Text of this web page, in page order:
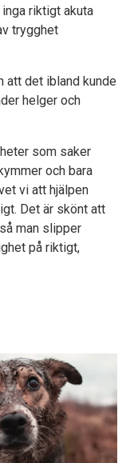
riktigt akuta
trygghet
att det ibland kunde
helger och
som saker
och bara
vi att hjälpen
Det är skönt att
man slipper
på riktigt,